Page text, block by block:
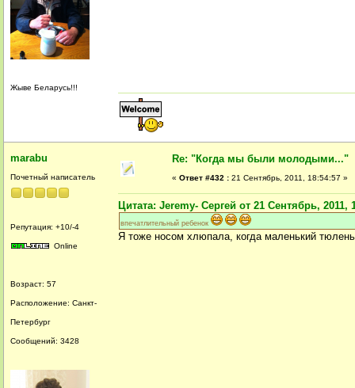
Жыве Беларусь!!!
marabu
Почетный написатель
Репутация: +10/-4
Online
Возраст: 57
Расположение: Санкт-
Петербург
Сообщений: 3428
Re: "Когда мы были молодыми..."
« Ответ #432 : 21 Сентябрь, 2011, 18:54:57 »
Цитата: Jeremy- Сергей от 21 Сентябрь, 2011,
впечатлительный ребенок
Я тоже носом хлюпала, когда маленький